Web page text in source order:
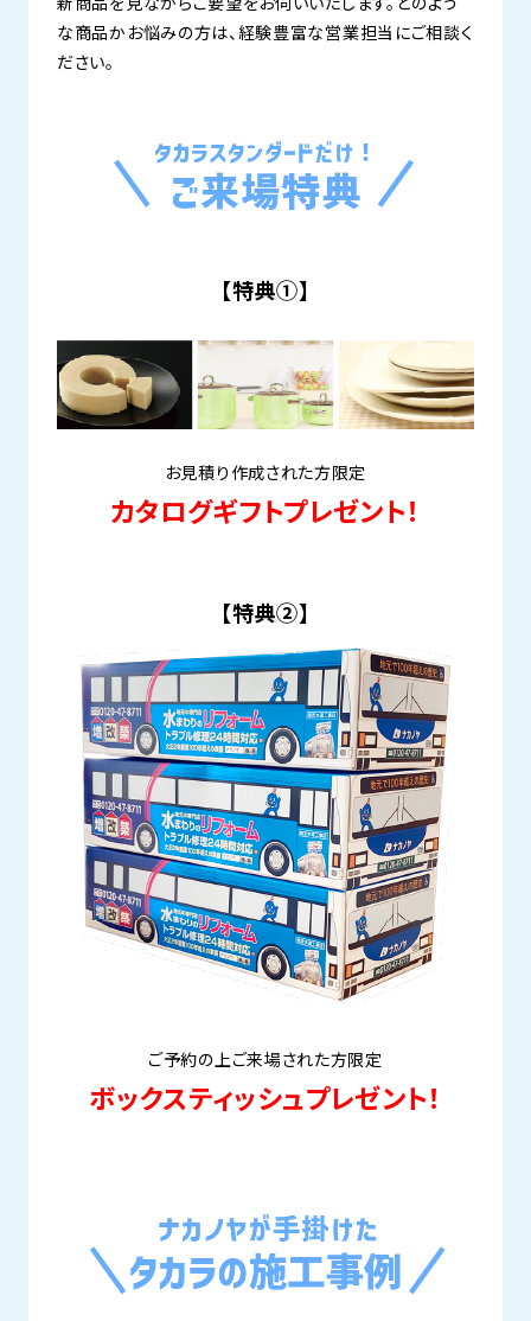
な商品かお悩みの方は、経験豊富な営業担当にご相談く
ださい。
【特典①】
お見積り作成された方限定
カタログギフトプレゼント！
【特典②】
ご予約の上ご来場された方限定
ボックスティッシュプレゼント！